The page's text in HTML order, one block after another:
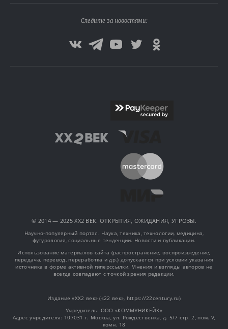
Следите за новостями:
© 2014 — 2025 XX2 ВЕК. ОТКРЫТИЯ, ОЖИДАНИЯ, УГРОЗЫ.
Научно-популярный портал. Наука, техника, технологии, медицина,
футурология, социальные тенденции. Новости и публикации.
Использование материалов сайта (распространение, воспроизведение,
передача, перевод, переработка и др.) допускается при условии указания
источника в форме активной гиперссылки. Мнения и взгляды авторов не
всегда совпадают с точкой зрения редакции.
Издание «XX2 век» («22 век», https://22century.ru)
Учредитель: OOO «КОММУНИКЕЙК»
Адрес учредителя: 107031 г. Москва, ул. Рождественка, д. 5/7 стр. 2, пом. V,
комн. 18